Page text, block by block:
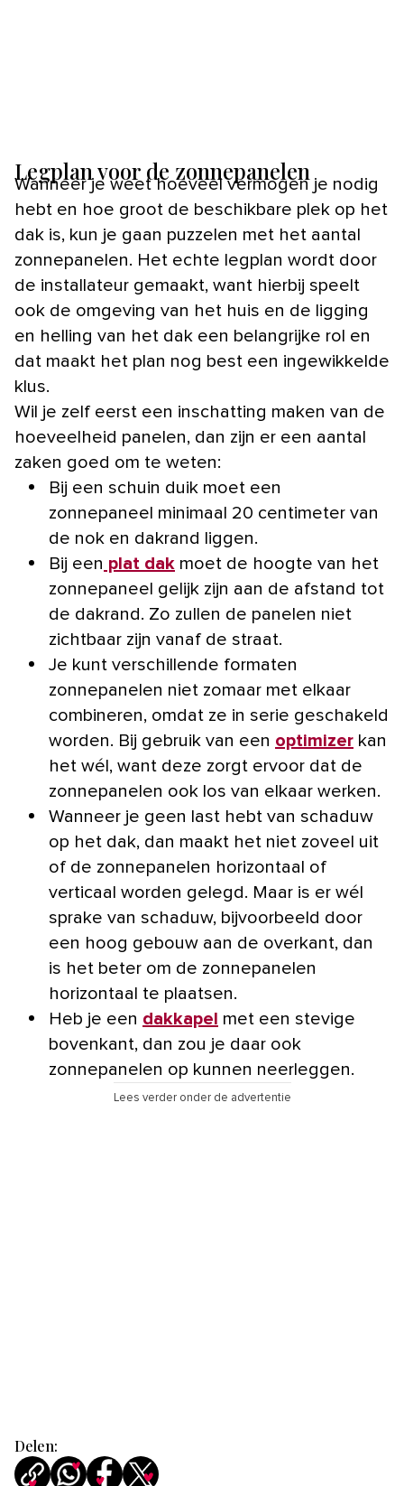
Legplan voor de zonnepanelen
Wanneer je weet hoeveel vermogen je nodig
hebt en hoe groot de beschikbare plek op het
dak is, kun je gaan puzzelen met het aantal
zonnepanelen. Het echte legplan wordt door
de installateur gemaakt, want hierbij speelt
ook de omgeving van het huis en de ligging
en helling van het dak een belangrijke rol en
dat maakt het plan nog best een ingewikkelde
klus.
Wil je zelf eerst een inschatting maken van de
hoeveelheid panelen, dan zijn er een aantal
zaken goed om te weten:
Bij een schuin duik moet een
zonnepaneel minimaal 20 centimeter van
de nok en dakrand liggen.
Bij een plat dak moet de hoogte van het
zonnepaneel gelijk zijn aan de afstand tot
de dakrand. Zo zullen de panelen niet
zichtbaar zijn vanaf de straat.
Je kunt verschillende formaten
zonnepanelen niet zomaar met elkaar
combineren, omdat ze in serie geschakeld
worden. Bij gebruik van een optimizer kan
het wél, want deze zorgt ervoor dat de
zonnepanelen ook los van elkaar werken.
Wanneer je geen last hebt van schaduw
op het dak, dan maakt het niet zoveel uit
of de zonnepanelen horizontaal of
verticaal worden gelegd. Maar is er wél
sprake van schaduw, bijvoorbeeld door
een hoog gebouw aan de overkant, dan
is het beter om de zonnepanelen
horizontaal te plaatsen.
Heb je een dakkapel met een stevige
bovenkant, dan zou je daar ook
zonnepanelen op kunnen neerleggen.
Lees verder onder de advertentie
Delen: